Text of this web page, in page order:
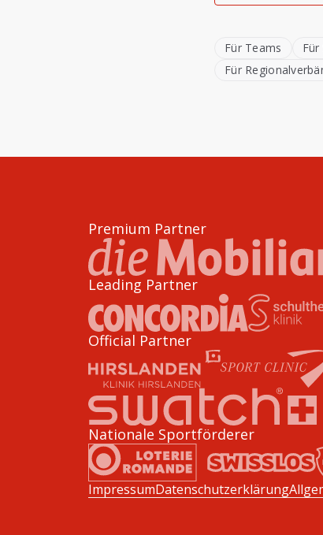
Für Teams Für
Für
Premium Partner
Leading Partner
Official Partner
Nationale Sportförderer
ImpressumDatenschutzerklärung